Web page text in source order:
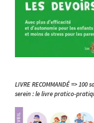
LIVRE RECOMMANDÉ =>
serein : le livre pratico-